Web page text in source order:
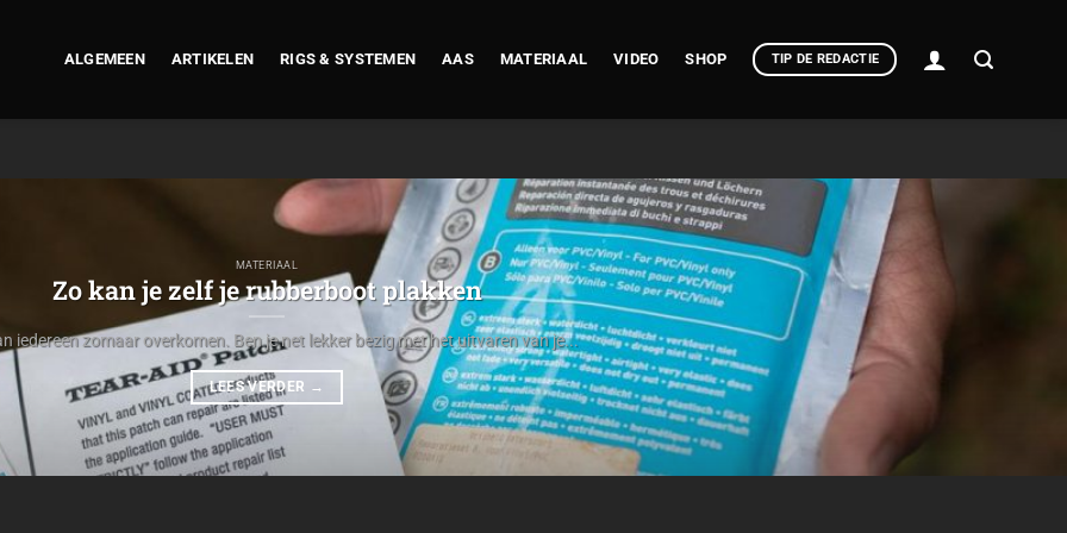
ALGEMEEN ARTIKELEN RIGS & SYSTEMEN AAS MATERIAAL VIDEO SHOP TIP DE REDACTIE
MATERIAAL
Zo kan je zelf je rubberboot plakken
iedereen zomaar overkomen. Ben je net lekker bezig met het uitvaren van je...
LEES VERDER →